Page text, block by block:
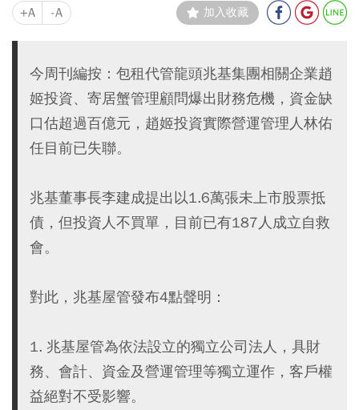
+A -A 加入收藏
今周刊編按：包租代管龍頭兆基集團相關企業趙
姬投資、寄居蟹管理顧問爆出財務危機，資金缺
口估超過百億元，趙姬投資實際營運管理人林佑
任目前已失聯。
兆基董事長李建成提出以1.6萬張未上市股票抵
債，但投資人不買單，目前已有187人成立自救
會。
對此，兆基屋管發布4點聲明：
1. 兆基屋管為依法設立的獨立公司法人，具財
務、會計、資金及營運管理等獨立運作，客戶權
益絕對不受影響。